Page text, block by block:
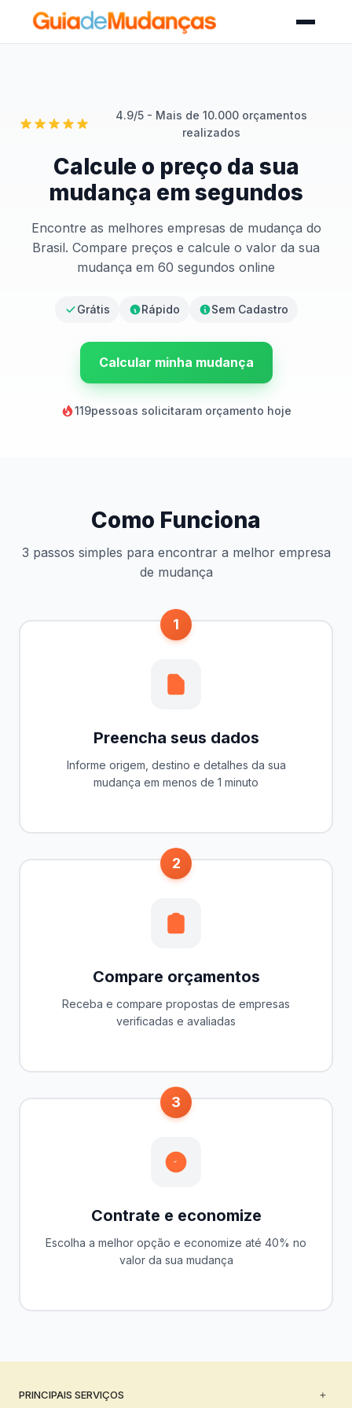
4.9/5 - Mais de 10.000 orçamentos
realizados
Calcule o preço da sua
mudança em segundos
Encontre as melhores empresas de mudança do
Brasil. Compare preços e calcule o valor da sua
mudança em 60 segundos online
Grátis Rápido Sem Cadastro
Calcular minha mudança
119pessoas solicitaram orçamento hoje
Como Funciona
3 passos simples para encontrar a melhor empresa
de mudança
1
Preencha seus dados
Informe origem, destino e detalhes da sua
mudança em menos de 1 minuto
2
Compare orçamentos
Receba e compare propostas de empresas
verificadas e avaliadas
3
Contrate e economize
Escolha a melhor opção e economize até 40% no
valor da sua mudança
PRINCIPAIS SERVIÇOS